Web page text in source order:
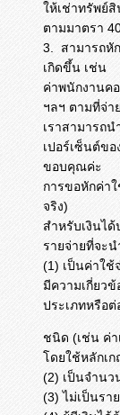
ให้เช่าทรัพย์
ตามมาตรา
3. สามารถหั
เกิดขึ้น เช่น
ค่าพนักงานค
ฯลฯ ตามที่จ่า
เราสามารถ
เปอร์เซ็นต์ขอ
ขอบคุณค่ะ
การขอหักค่า
จริง)
สำหรับเงินไ
รายจ่ายที่จะ
(1) เป็นค่าใช้
มีความเกี่ยว
ประเภทหรือต่
ชนิด (เช่น ค่
โดยใช้หลักเ
(2) เป็นจำนว
(3) ไม่เป็นรา